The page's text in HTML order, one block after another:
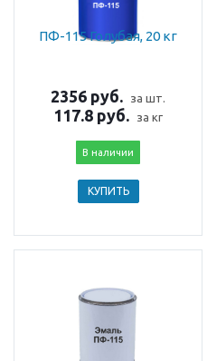
ПФ-115 Голубая, 20 кг
2356 руб. за шт.
117.8 руб. за кг
В наличии
КУПИТЬ